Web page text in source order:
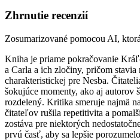
Zhrnutie recenzií
Zosumarizované pomocou AI,
Kniha je priame pokračovanie
a Carla a ich zločiny, pričom stavia
charakteristickej pre Nesba.
šokujúce momenty, ako aj autorov
rozdelený. Kritika smeruje najmä
čitateľov rušila repetitivita a
zostáva pre niektorých
prvú časť, aby sa lepšie